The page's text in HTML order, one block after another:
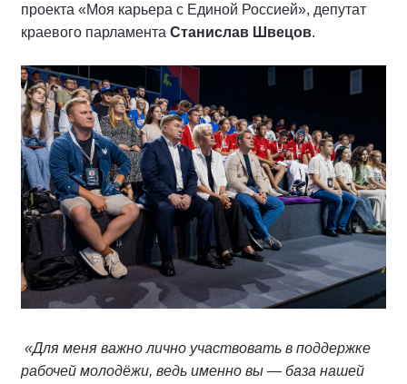
проекта «Моя карьера с Единой Россией», депутат
краевого парламента Станислав Швецов.
«Для меня важно лично участвовать в поддержке
рабочей молодёжи, ведь именно вы — база нашей